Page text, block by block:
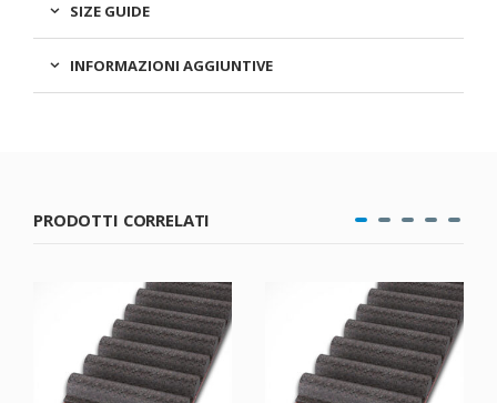
SIZE GUIDE
INFORMAZIONI AGGIUNTIVE
PRODOTTI CORRELATI